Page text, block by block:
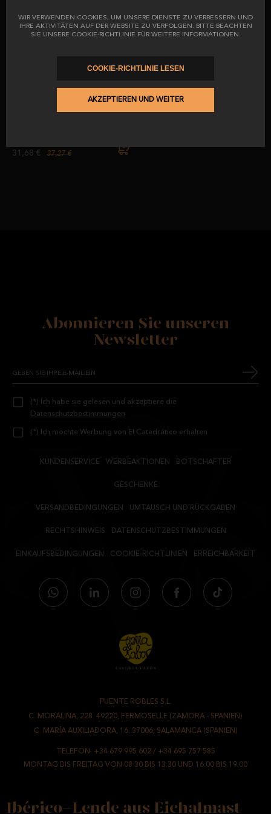
WIR VERWENDEN COOKIES, UM UNSERE DIENSTE ZU VERBESSERN UND
IHRE AKTIVITÄTEN AUF DER WEBSITE ZU VERFOLGEN. BITTE BEACHTEN
SIE UNSERE COOKIE-RICHTLINIE FÜR WEITERE INFORMATIONEN.
AKZEPTIEREN UND WEITER
Ibérico-Lende aus Eichalmast
vorher
ab
vorher
Ibérico-Cebo de Campo-Lende
31,68 €
37,27 €
-15 %
Abonnieren Sie unseren
Newsletter
(*) Ich habe sie gelesen und akzeptiere die
Datenschutzbestimmungen
(*) Ich möchte Werbung von El Catedrático erhalten
KUNDENSERVICE WERBEAKTIONEN BOTSCHAFTER
GESCHENKE
VERSANDBEDINGUNGEN UMTAUSCH UND RÜCKGABEN
RECHTSHINWEIS DATENSCHUTZBESTIMMUNGEN
EINKAUFSBEDINGUNGEN COOKIE-RICHTLINIEN ERREICHBARKEIT
PUENTE ROBLES S.L.
C. MORALINA, 228. 49220, FERMOSELLE (ZAMORA - SPANIEN)
C. MARÍA AUXILIADORA, 16. 37006, SALAMANCA (SPANIEN)
TELEFON. +34 679 995 602/ +34 695 757 585
MONTAG BIS FREITAG VON 08:30 BIS 13:30 UND 16:00 BIS 19:00
COOKIE-RICHTLINIE LESEN